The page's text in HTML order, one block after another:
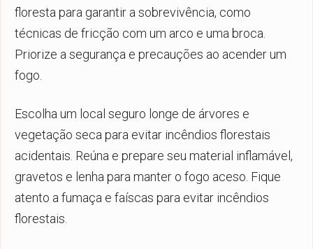
floresta para garantir a sobrevivência, como
técnicas de fricção com um arco e uma broca.
Priorize a segurança e precauções ao acender um
fogo.
Escolha um local seguro longe de árvores e
vegetação seca para evitar incêndios florestais
acidentais. Reúna e prepare seu material inflamável,
gravetos e lenha para manter o fogo aceso. Fique
atento a fumaça e faíscas para evitar incêndios
florestais.